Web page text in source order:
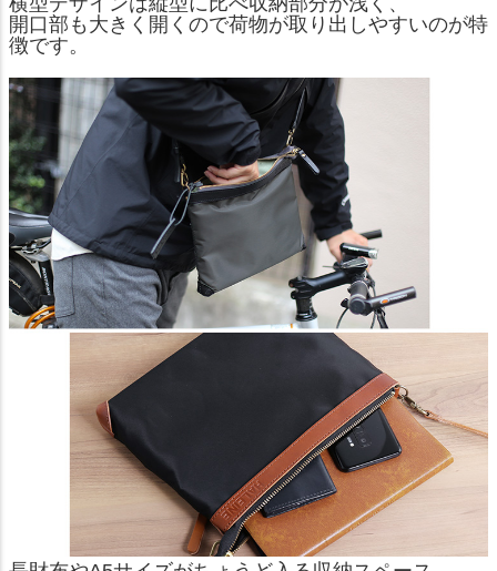
開口部も大きく開くので荷物が取り出しやすいのが特
徴です。